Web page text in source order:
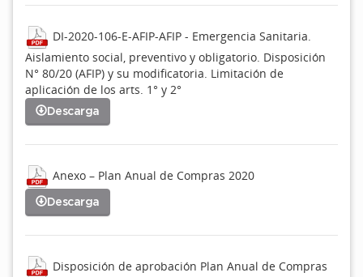
DI-2020-106-E-AFIP-AFIP - Emergencia Sanitaria.
Aislamiento social, preventivo y obligatorio. Disposición
N° 80/20 (AFIP) y su modificatoria. Limitación de
aplicación de los arts. 1° y 2°
Descarga
Anexo – Plan Anual de Compras 2020
Descarga
Disposición de aprobación Plan Anual de Compras